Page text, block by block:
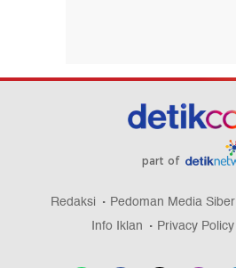
part of
Redaksi Pedoman Media Siber
Info Iklan
Privacy Policy